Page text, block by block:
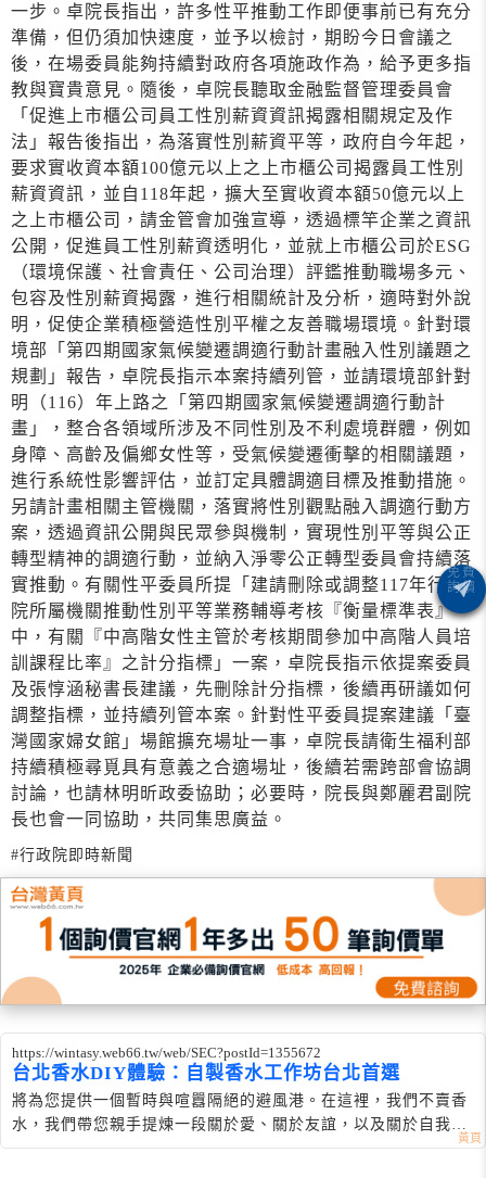
一步。卓院長指出，許多性平推動工作即便事前已有充分
準備，但仍須加快速度，並予以檢討，期盼今日會議之
後，在場委員能夠持續對政府各項施政作為，給予更多指
教與寶貴意見。隨後，卓院長聽取金融監督管理委員會
「促進上市櫃公司員工性別薪資資訊揭露相關規定及作
法」報告後指出，為落實性別薪資平等，政府自今年起，
要求實收資本額100億元以上之上市櫃公司揭露員工性別
薪資資訊，並自118年起，擴大至實收資本額50億元以上
之上市櫃公司，請金管會加強宣導，透過標竿企業之資訊
公開，促進員工性別薪資透明化，並就上市櫃公司於ESG
（環境保護、社會責任、公司治理）評鑑推動職場多元、
包容及性別薪資揭露，進行相關統計及分析，適時對外說
明，促使企業積極營造性別平權之友善職場環境。針對環
境部「第四期國家氣候變遷調適行動計畫融入性別議題之
規劃」報告，卓院長指示本案持續列管，並請環境部針對
明（116）年上路之「第四期國家氣候變遷調適行動計
畫」，整合各領域所涉及不同性別及不利處境群體，例如
身障、高齡及偏鄉女性等，受氣候變遷衝擊的相關議題，
進行系統性影響評估，並訂定具體調適目標及推動措施。
另請計畫相關主管機關，落實將性別觀點融入調適行動方
案，透過資訊公開與民眾參與機制，實現性別平等與公正
轉型精神的調適行動，並納入淨零公正轉型委員會持續落
實推動。有關性平委員所提「建請刪除或調整117年行政
院所屬機關推動性別平等業務輔導考核『衡量標準表』
中，有關『中高階女性主管於考核期間參加中高階人員培
訓課程比率』之計分指標」一案，卓院長指示依提案委員
及張惇涵秘書長建議，先刪除計分指標，後續再研議如何
調整指標，並持續列管本案。針對性平委員提案建議「臺
灣國家婦女館」場館擴充場址一事，卓院長請衛生福利部
持續積極尋覓具有意義之合適場址，後續若需跨部會協調
討論，也請林明昕政委協助；必要時，院長與鄭麗君副院
長也會一同協助，共同集思廣益。
#行政院即時新聞
https://wintasy.web66.tw/web/SEC?postId=1355672
台北香水DIY體驗：自製香水工作坊台北首選
將為您提供一個暫時與喧囂隔絕的避風港。在這裡，我們不賣香
水，我們帶您親手提煉一段關於愛、關於友誼，以及關於自我的
雋永記憶。